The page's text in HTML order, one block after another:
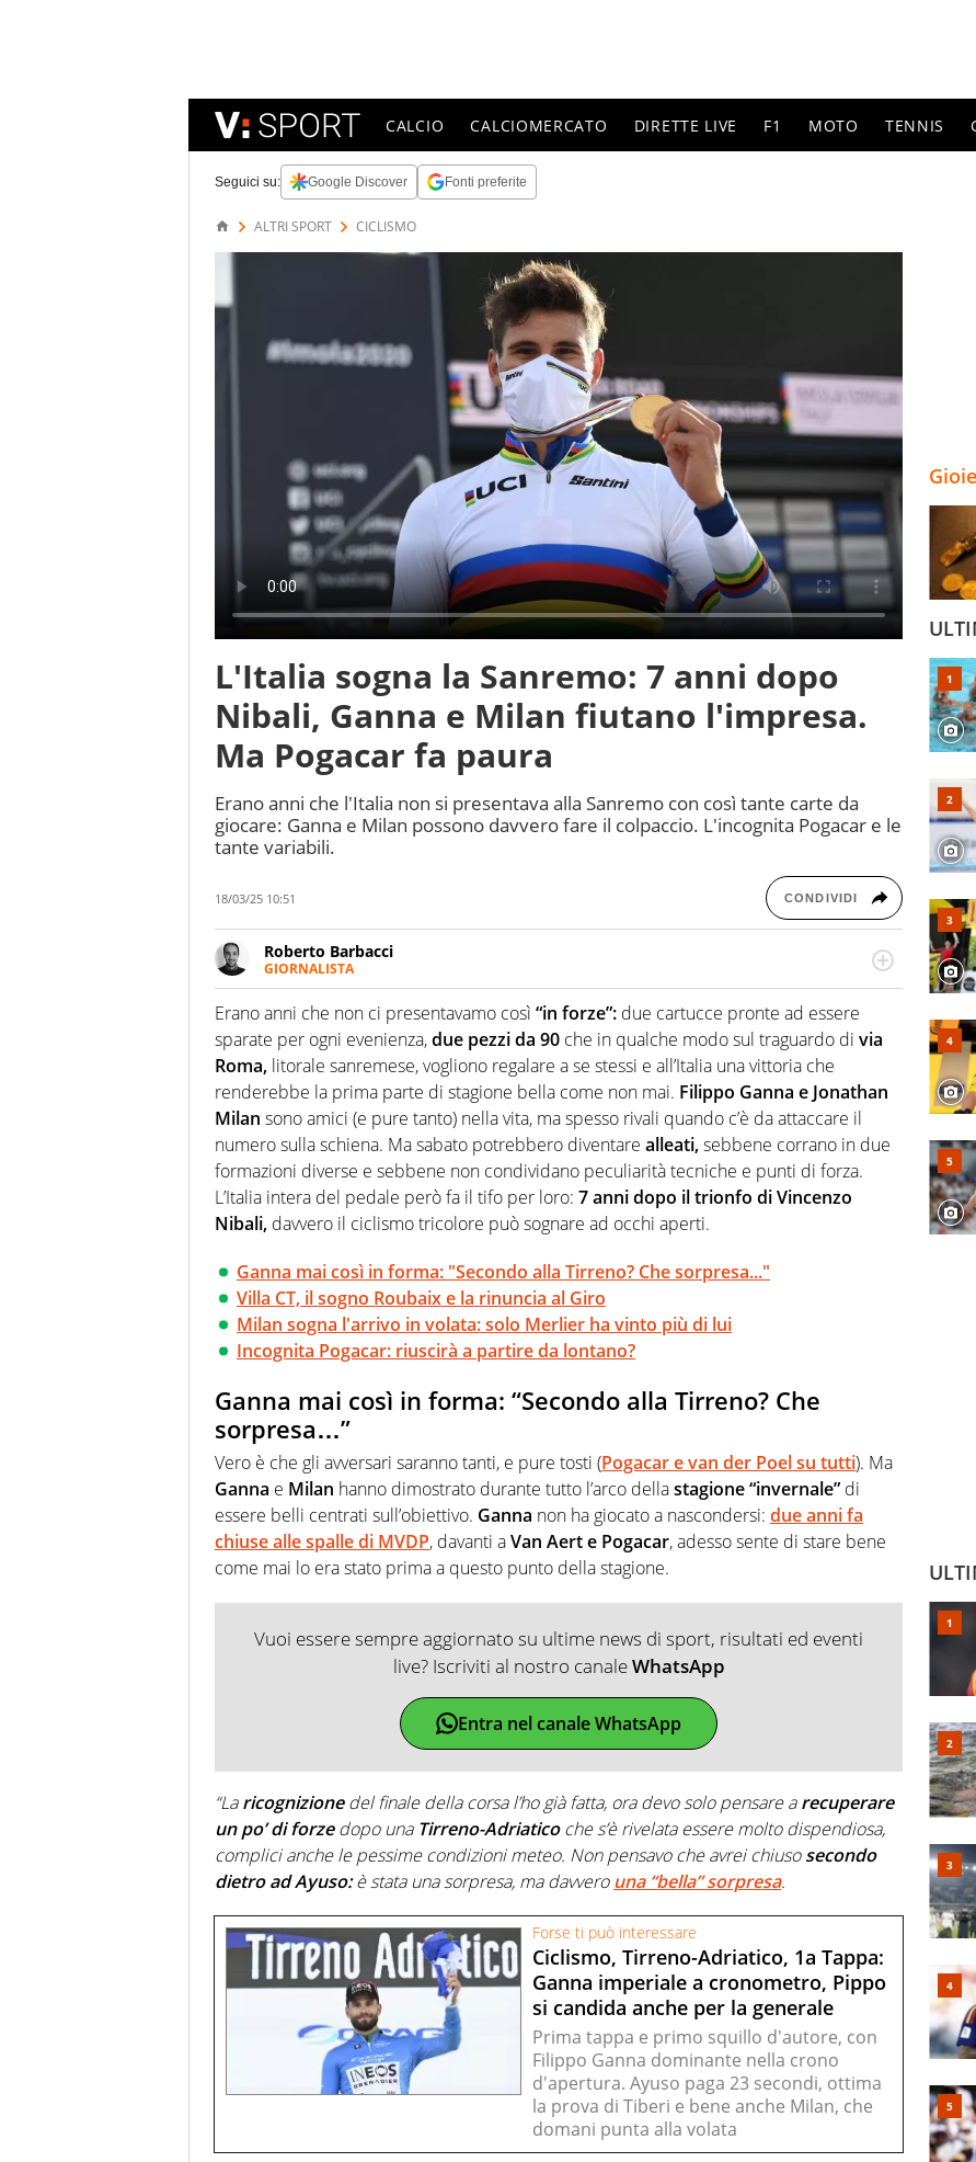
CALCIO CALCIOMERCATO DIRETTE LIVE F1 MOTO TENNIS
Seguici su: Google Discover Fonti preferite
ALTRI SPORT CICLISMO
L'Italia sogna la Sanremo: 7 anni dopo
Nibali, Ganna e Milan fiutano l'impresa.
Ma Pogacar fa paura
Erano anni che l'Italia non si presentava alla Sanremo con così tante carte da
giocare: Ganna e Milan possono davvero fare il colpaccio. L'incognita Pogacar e le
tante variabili.
18/03/25 10:51 CONDIVIDI
Roberto Barbacci
GIORNALISTA
Giornalista (pubblicista) sportivo a tutto campo, è il tuttologo di Virgilio Sport. Provate a
chiedergli di boxe, di scherma, di volley o di curling: ve ne farà innamorare
Erano anni che non ci presentavamo così “in forze”: due cartucce pronte ad essere
sparate per ogni evenienza,due pezzi da 90 che in qualche modo sul traguardo di via
Roma, litorale sanremese, vogliono regalare a se stessi e all’Italia una vittoria che
renderebbe la prima parte di stagione bella come non mai. Filippo Ganna e Jonathan
Milan sono amici (e pure tanto) nella vita, ma spesso rivali quando c’è da attaccare il
numero sulla schiena. Ma sabato potrebbero diventare alleati,sebbene corrano in due
formazioni diverse e sebbene non condividano peculiarità tecniche e punti di forza.
L’Italia intera del pedale però fa il tifo per loro: 7 anni dopo il trionfo di Vincenzo
Nibali, davvero il ciclismo tricolore può sognare ad occhi aperti.
Ganna mai così in forma: "Secondo alla Tirreno? Che sorpresa..."
Villa CT, il sogno Roubaix e la rinuncia al Giro
Milan sogna l'arrivo in volata: solo Merlier ha vinto più di lui
Incognita Pogacar: riuscirà a partire da lontano?
Ganna mai così in forma: “Secondo alla Tirreno? Che
sorpresa…”
Vero è che gli avversari saranno tanti, e pure tosti (Pogacar e van der Poel su tutti). Ma
Ganna e Milan hanno dimostrato durante tutto l’arco dellastagione “invernale” di
essere belli centrati sull’obiettivo. Ganna non ha giocato a nascondersi: due anni fa
chiuse alle spalle di MVDP, davanti aVan Aert e Pogacar, adesso sente di stare bene
come mai lo era stato prima a questo punto della stagione.
Vuoi essere sempre aggiornato su ultime news di sport, risultati ed eventi
live? Iscriviti al nostro canaleWhatsApp
Entra nel canale WhatsApp
“Laricognizionedel finale della corsa l’ho già fatta, ora devo solo pensare arecuperare
un po’ di forzedopo una Tirreno-Adriaticoche s’è rivelata essere molto dispendiosa,
complici anche le pessime condizioni meteo. Non pensavo che avrei chiusosecondo
dietro ad Ayuso:è stata una sorpresa, ma davvero una “bella” sorpresa.
Forse ti può interessare
Ciclismo, Tirreno-Adriatico, 1a Tappa:
Ganna imperiale a cronometro, Pippo
si candida anche per la generale
Prima tappa e primo squillo d'autore, con
Filippo Ganna dominante nella crono
d'apertura. Ayuso paga 23 secondi, ottima
la prova di Tiberi e bene anche Milan, che
domani punta alla volata